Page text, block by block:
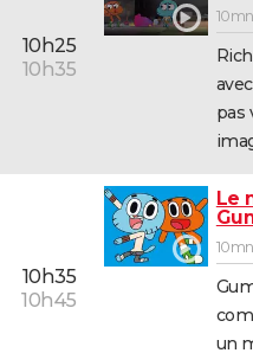
10h25
10h35
pas
10h35
10h45
Le
un